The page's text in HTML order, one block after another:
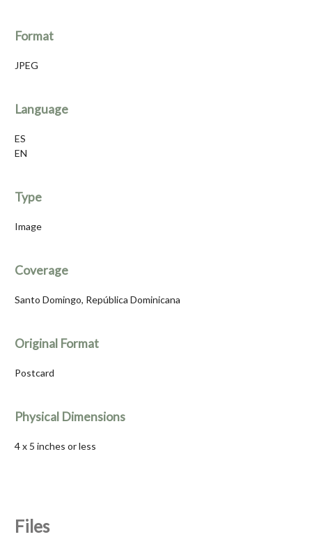
Format
JPEG
Language
ES
EN
Type
Image
Coverage
Santo Domingo, República Dominicana
Original Format
Postcard
Physical Dimensions
4 x 5 inches or less
Files